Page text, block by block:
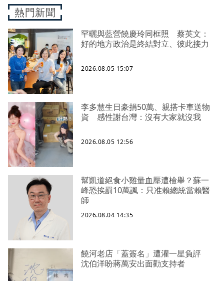
熱門新聞
罕曬與藍營饒慶玲同框照 蔡英文：
好的地方政治是終結對立、彼此接力
2026.08.05 15:07
李多慧生日豪捐50萬、親搭卡車送物
資 感性謝台灣：沒有大家就沒我
2026.08.05 12:56
幫凱道絕食小雞量血壓遭檢舉？蘇一
峰恐挨罰10萬諷：只准賴總統當賴醫
師
2026.08.04 14:35
饒河老店「蓋簽名」遭灌一星負評
沈伯洋盼蔣萬安出面勸支持者